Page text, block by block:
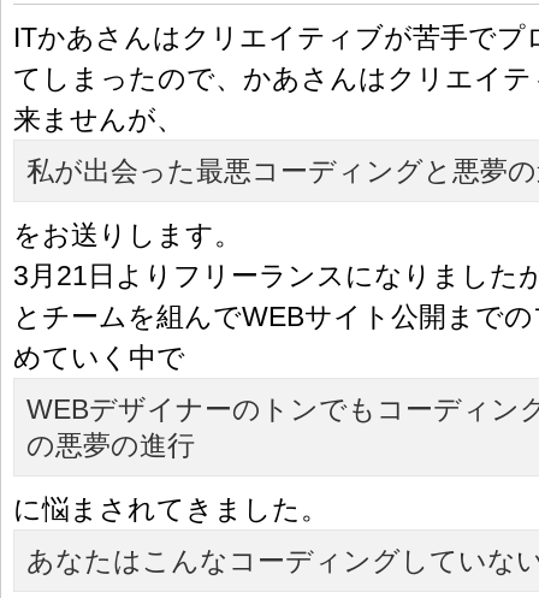
ITかあさんはクリエイティブが苦手でプ
てしまったので、かあさんはクリエイ
来ませんが、
私が出会った最悪コーディングと悪夢
をお送りします。
3月21日よりフリーランスになりました
とチームを組んでWEBサイト公開まで
めていく中で
WEBデザイナーのトンでもコーディン
の悪夢の進行
に悩まされてきました。
あなたはこんなコーディングしていな